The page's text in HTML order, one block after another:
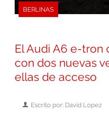
BERLINAS
El Audi A6 e-tron
con dos nuevas
ellas de acceso
Escrito por: David Lopez